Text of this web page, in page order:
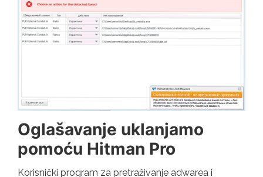
Oglašavanje uklanjamo
pomoću Hitman Pro
Korisnički program za pretraživanje adwarea i